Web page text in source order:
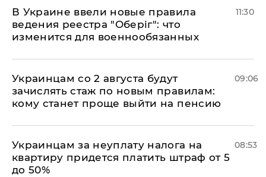
В Украине ввели новые правила
ведения реестра "Оберіг": что
изменится для военнообязанных
11:30
Украинцам со 2 августа будут
зачислять стаж по новым правилам:
кому станет проще выйти на пенсию
09:06
Украинцам за неуплату налога на
квартиру придется платить штраф от 5
до 50%
08:53